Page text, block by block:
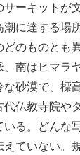
ーキットが
潮に達する場
のものとも
南はヒマラ
な砂漠で、標
代仏教寺院や
る。どんな
ていない。